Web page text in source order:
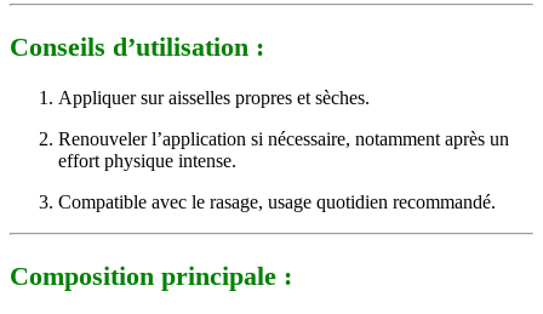
Conseils d’utilisation :
Appliquer sur aisselles propres et sèches.
Renouveler l’application si nécessaire, notamment après un
effort physique intense.
Compatible avec le rasage, usage quotidien recommandé.
Composition principale :